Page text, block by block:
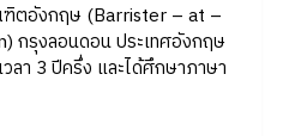
ฑิตอังกฤษ (Barrister – at –
กรุงลอนดอน ประเทศอังกฤษ
ลา 3 ปีครึ่ง และได้ศึกษาภาษา